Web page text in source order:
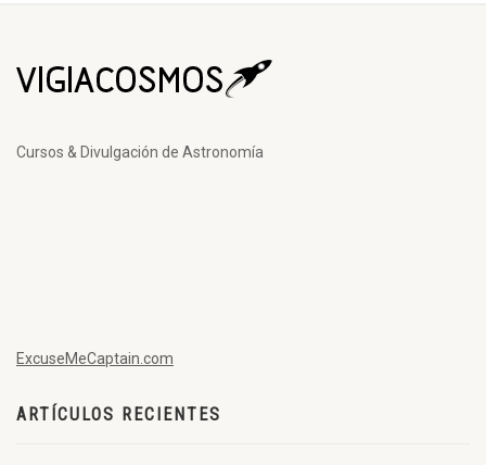
Cursos & Divulgación de Astronomía
ExcuseMeCaptain.com
ARTÍCULOS RECIENTES